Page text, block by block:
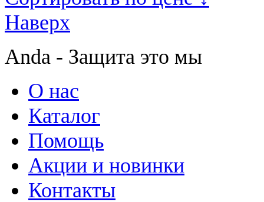
Наверх
Anda - Защита это мы
О нас
Каталог
Помощь
Акции и новинки
Контакты